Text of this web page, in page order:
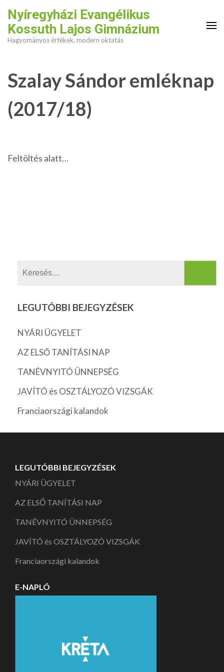
content
(Press
Nyíregyházi Evangélikus
Kossuth Lajos Gimnázium
Hagyományos értékek, modern oktatás
Szalay Sándor emléknap
(2017/18)
Feltöltés alatt…
LEGUTÓBBI BEJEGYZÉSEK
NYÁRI ÜGYELET
AZ ELSŐ TANÍTÁSI NAP
TANÉVNYITÓ ÜNNEPSÉG
JAVÍTÓ és OSZTÁLYOZÓ VIZSGÁK
Franciaországi kalandok
LEGUTÓBBI BEJEGYZÉSEK
NYÁRI ÜGYELET
AZ ELSŐ TANÍTÁSI NAP
TANÉVNYITÓ ÜNNEPSÉG
JAVÍTÓ és OSZTÁLYOZÓ VIZSGÁK
Franciaországi kalandok
E-NAPLÓ